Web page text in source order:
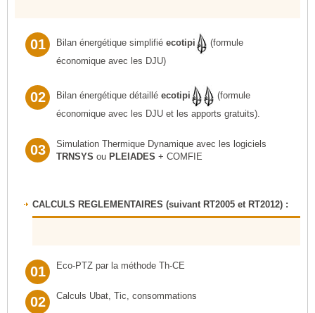
01 Bilan énergétique simplifié ecotipi
(formule
économique avec les DJU)
02 Bilan énergétique détaillé ecotipi
(formule
économique avec les DJU et les apports gratuits).
03
Simulation Thermique Dynamique avec les logiciels
TRNSYS ou PLEIADES + COMFIE
CALCULS REGLEMENTAIRES (suivant RT2005 et RT2012) :
01 Eco-PTZ par la méthode Th-CE
02 Calculs Ubat, Tic, consommations